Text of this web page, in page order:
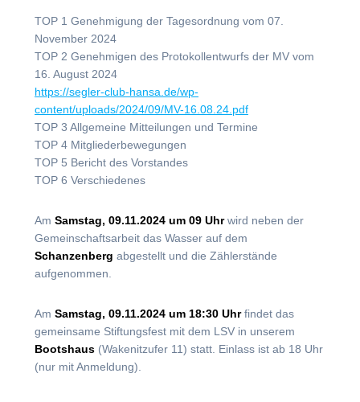
TOP 1 Genehmigung der Tagesordnung vom 07.
November 2024
TOP 2 Genehmigen des Protokollentwurfs der MV vom
16. August 2024
https://segler-club-hansa.de/wp-
content/uploads/2024/09/MV-16.08.24.pdf
TOP 3 Allgemeine Mitteilungen und Termine
TOP 4 Mitgliederbewegungen
TOP 5 Bericht des Vorstandes
TOP 6 Verschiedenes
Am Samstag, 09.11.2024 um 09 Uhrwird neben der
Gemeinschaftsarbeit das Wasser auf dem
Schanzenberg abgestellt und die Zählerstände
aufgenommen.
Am Samstag, 09.11.2024 um 18:30 Uhrfindet das
gemeinsame Stiftungsfest mit dem LSV in unserem
Bootshaus (Wakenitzufer 11) statt. Einlass ist ab 18 Uhr
(nur mit Anmeldung).